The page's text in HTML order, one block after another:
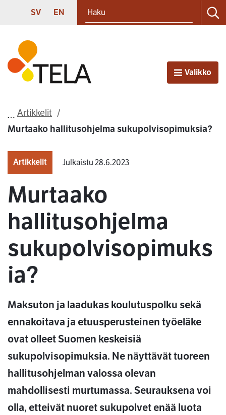
Siirry sisältöön
SVENSKA
SV ENGLISH
EN
Etusivu
AvaaValikko
Artikkelit
Murtaako hallitusohjelma sukupolvisopimuksia?
Artikkelit Julkaistu 28.6.2023
Murtaako
hallitusohjelma
sukupolvisopimuks
ia?
Maksuton ja laadukas koulutuspolku sekä
ennakoitava ja etuusperusteinen työeläke
ovat olleet Suomen keskeisiä
sukupolvisopimuksia. Ne näyttävät tuoreen
hallitusohjelman valossa olevan
mahdollisesti murtumassa. Seurauksena voi
olla, etteivät nuoret sukupolvet enää luota